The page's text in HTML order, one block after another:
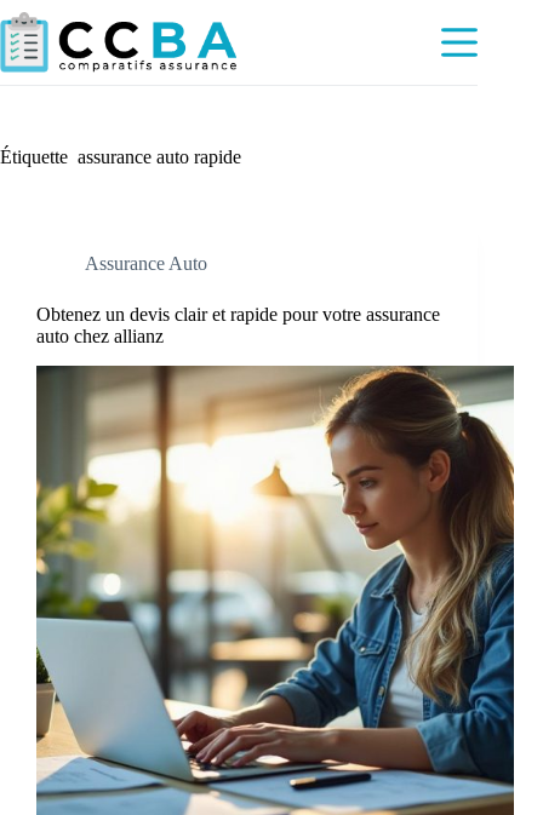
Passer
au
contenu
Étiquette assurance auto rapide
Assurance Auto
Obtenez un devis clair et rapide pour votre assurance
auto chez allianz